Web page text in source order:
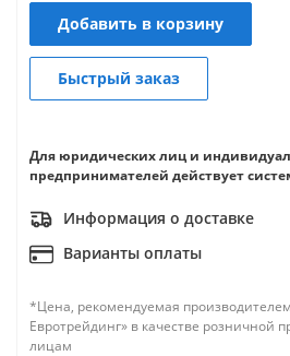
Добавить в корзину
Быстрый заказ
Для юридических лиц и
предпринимателей действует
Информация о доставке
Варианты оплаты
*Цена, рекомендуемая
Евротрейдинг» в качестве розничной
лицам